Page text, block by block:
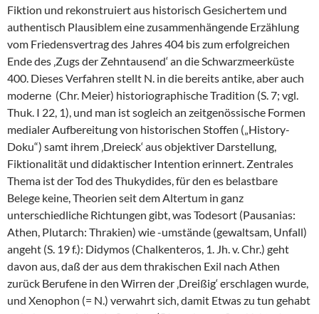
Fiktion und rekonstruiert aus historisch Gesichertem und
authentisch Plausiblem eine zusammenhängende Erzählung
vom Friedensvertrag des Jahres 404 bis zum erfolgreichen
Ende des ‚Zugs der Zehntausend‘ an die Schwarzmeerküste
400. Dieses Verfahren stellt N. in die bereits antike, aber auch
moderne (Chr. Meier) historiographische Tradition (S. 7; vgl.
Thuk. I 22, 1), und man ist sogleich an zeitgenössische Formen
medialer Aufbereitung von historischen Stoffen („History-
Doku“) samt ihrem ‚Dreieck‘ aus objektiver Darstellung,
Fiktionalität und didaktischer Intention erinnert. Zentrales
Thema ist der Tod des Thukydides, für den es belastbare
Belege keine, Theorien seit dem Altertum in ganz
unterschiedliche Richtungen gibt, was Todesort (Pausanias:
Athen, Plutarch: Thrakien) wie -umstände (gewaltsam, Unfall)
angeht (S. 19 f.): Didymos (Chalkenteros, 1. Jh. v. Chr.) geht
davon aus, daß der aus dem thrakischen Exil nach Athen
zurück Berufene in den Wirren der ‚Dreißig‘ erschlagen wurde,
und Xenophon (= N.) verwahrt sich, damit Etwas zu tun gehabt